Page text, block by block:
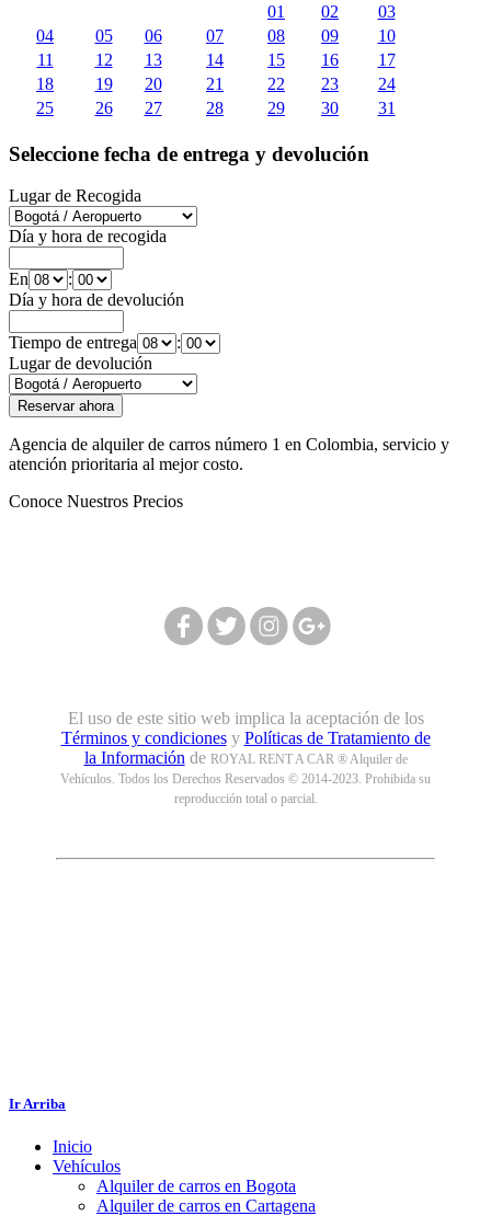
01
02
03
04
05 06 07 08 09
10
11
12 13 14 15 16
17
18
19 20 21 22 23
24
25
26 27 28 29 30 31
Seleccione fecha de entrega y devolución
Lugar de Recogida
Día y hora de recogida
En
:
Día y hora de devolución
Tiempo de entrega
:
Lugar de devolución
Agencia de alquiler de carros número 1 en Colombia, servicio y
atención prioritaria al mejor costo.
Conoce Nuestros Precios
El uso de este sitio web implica la aceptación de los
Términos y condicionesy Políticas de Tratamiento de
la Informaciónde ROYAL RENT A CAR ® Alquiler de
Vehículos. Todos los Derechos Reservados © 2014-2023. Prohibida su
reproducción total o parcial.
Ir Arriba
Inicio
Vehículos
Alquiler de carros en Bogota
Alquiler de carros en Cartagena